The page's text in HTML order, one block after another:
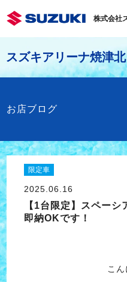
株式会社
スズキアリーナ焼津北
お店ブログ
限定車
2025.06.16
【1台限定】スペー
即納OKです！
こん